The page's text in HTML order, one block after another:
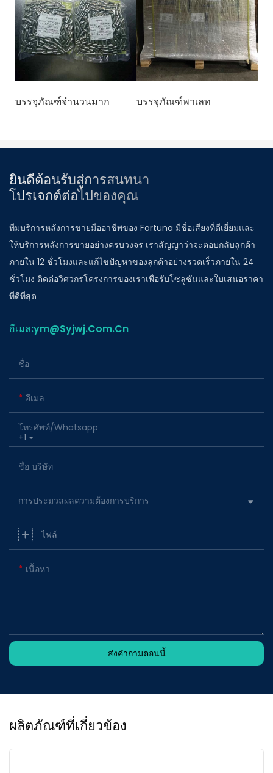
บรรจุภัณฑ์จำนวนมาก บรรจุภัณฑ์พาเลท
ยินดีต้อนรับสู่การสนทนา
โปรเจกต์ต่อไปของคุณ
ทีมบริการหลังการขายมืออาชีพของ Fortuna มีชื่อเสียงที่ดีเยี่ยมและ
ให้บริการหลังการขายอย่างครบวงจร เราสัญญาว่าจะตอบกลับลูกค้า
ภายใน 12 ชั่วโมงและแก้ไขปัญหาของลูกค้าอย่างรวดเร็วภายใน 24
ชั่วโมง ติดต่อวิศวกรโครงการของเราเพื่อรับโซลูชันและใบเสนอราคา
ที่ดีที่สุด
อีเมล:ym@Syjwj.Com.Cn
ชื่อ
อีเมล
+1
โทรศัพท์/whatsapp
ชื่อ บริษัท
การประมวลผลความต้องการบริการ
ไฟล์
เนื้อหา
ส่งคำถามตอนนี้
ผลิตภัณฑ์ที่เกี่ยวข้อง